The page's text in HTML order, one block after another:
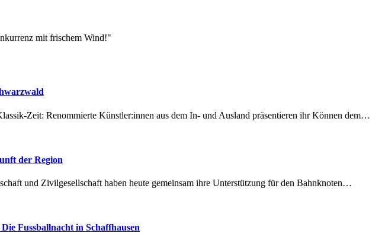
mit frischem Wind!"
Zeit: Renommierte Künstler:innen aus dem In- und Ausland präsentieren ihr Können dem…
der Region
und Zivilgesellschaft haben heute gemeinsam ihre Unterstützung für den Bahnknoten…
Fussballnacht in Schaffhausen